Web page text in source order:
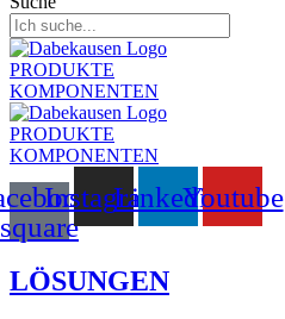
PRODUKTE
KOMPONENTEN
PRODUKTE
KOMPONENTEN
square
InstagramLinkedinYoutube
LÖSUNGEN